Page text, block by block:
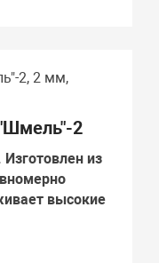
2, 2 мм,
2
из
высокие